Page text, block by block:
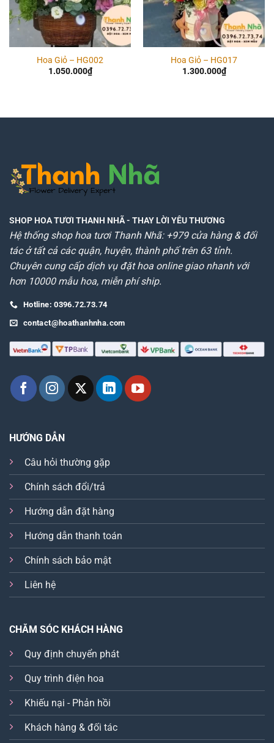
Hoa Giỏ – HG002
1.050.000₫
Hoa Giỏ – HG017
1.300.000₫
SHOP HOA TƯƠI THANH NHÃ- THAY LỜI YÊU THƯƠNG
Hệ thống shop hoa tươi Thanh Nhã: +979 cửa hàng & đối
tác ở tất cả các quận, huyện, thành phố trên 63 tỉnh.
Chuyên cung cấp dịch vụ đặt hoa online giao nhanh với
hơn 10000 mẫu hoa, miễn phí ship.
Hotline: 0396.72.73.74
contact@hoathanhnha.com
HƯỚNG DẪN
Câu hỏi thường gặp
Chính sách đổi/trả
Hướng dẫn đặt hàng
Hướng dẫn thanh toán
Chính sách bảo mật
Liên hệ
CHĂM SÓC KHÁCH HÀNG
Quy định chuyển phát
Quy trình điện hoa
Khiếu nại - Phản hồi
Khách hàng & đối tác